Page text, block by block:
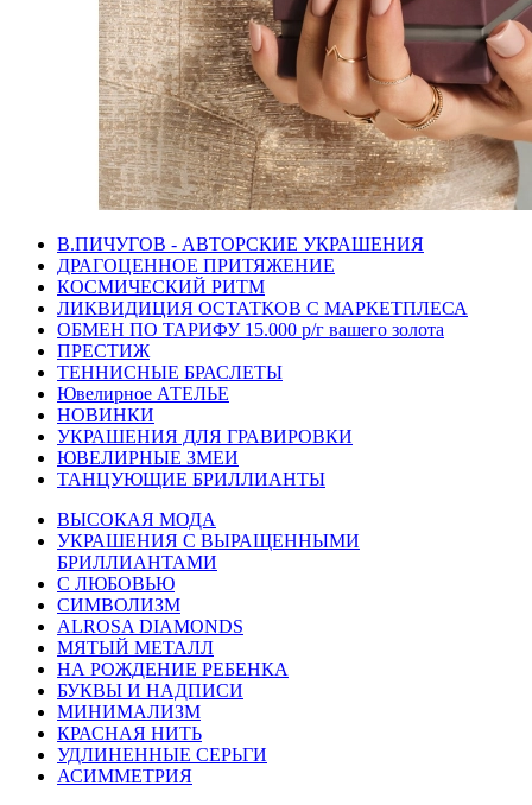
В.ПИЧУГОВ - АВТОРСКИЕ УКРАШЕНИЯ
ДРАГОЦЕННОЕ ПРИТЯЖЕНИЕ
КОСМИЧЕСКИЙ РИТМ
ЛИКВИДИЦИЯ ОСТАТКОВ С МАРКЕТПЛЕСА
ОБМЕН ПО ТАРИФУ 15.000 р/г вашего золота
ПРЕСТИЖ
ТЕННИСНЫЕ БРАСЛЕТЫ
Ювелирное АТЕЛЬЕ
НОВИНКИ
УКРАШЕНИЯ ДЛЯ ГРАВИРОВКИ
ЮВЕЛИРНЫЕ ЗМЕИ
ТАНЦУЮЩИЕ БРИЛЛИАНТЫ
ВЫСОКАЯ МОДА
УКРАШЕНИЯ С ВЫРАЩЕННЫМИ
БРИЛЛИАНТАМИ
С ЛЮБОВЬЮ
СИМВОЛИЗМ
ALROSA DIAMONDS
МЯТЫЙ МЕТАЛЛ
НА РОЖДЕНИЕ РЕБЕНКА
БУКВЫ И НАДПИСИ
МИНИМАЛИЗМ
КРАСНАЯ НИТЬ
УДЛИНЕННЫЕ СЕРЬГИ
АСИММЕТРИЯ